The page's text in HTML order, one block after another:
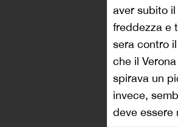
aver subito
freddezza e
sera contro
che il
spirava un
invece,
deve essere